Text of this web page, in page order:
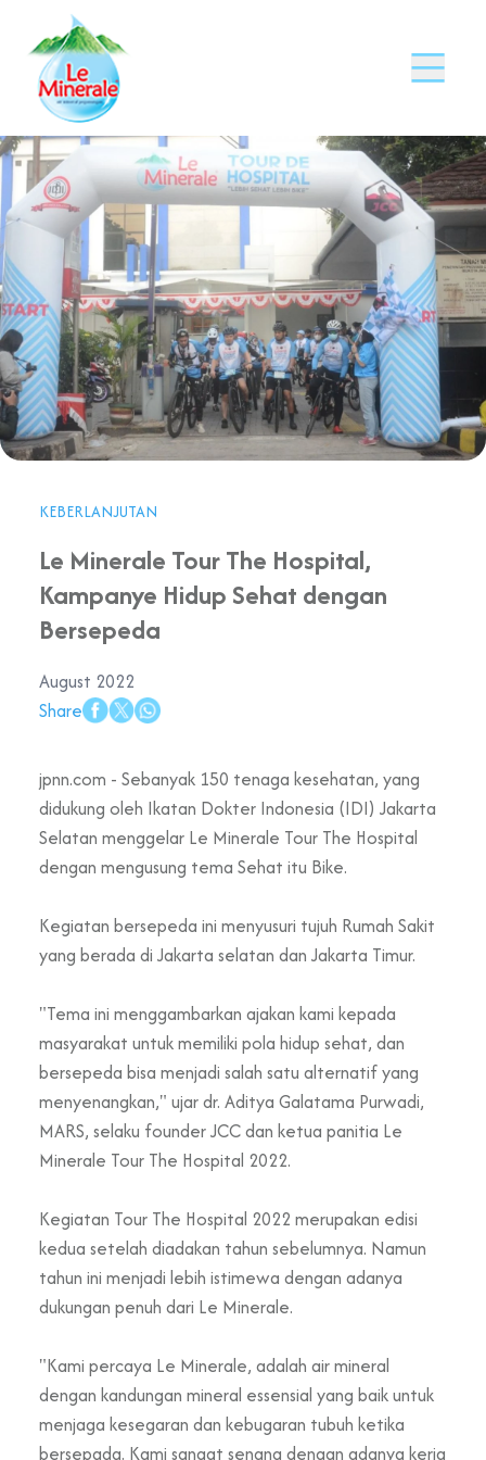
KEBERLANJUTAN
Le Minerale Tour The Hospital,
Kampanye Hidup Sehat dengan
Bersepeda
August 2022
Share
jpnn.com - Sebanyak 150 tenaga kesehatan, yang
didukung oleh Ikatan Dokter Indonesia (IDI) Jakarta
Selatan menggelar Le Minerale Tour The Hospital
dengan mengusung tema Sehat itu Bike.
Kegiatan bersepeda ini menyusuri tujuh Rumah Sakit
yang berada di Jakarta selatan dan Jakarta Timur.
"Tema ini menggambarkan ajakan kami kepada
masyarakat untuk memiliki pola hidup sehat, dan
bersepeda bisa menjadi salah satu alternatif yang
menyenangkan," ujar dr. Aditya Galatama Purwadi,
MARS, selaku founder JCC dan ketua panitia Le
Minerale Tour The Hospital 2022.
Kegiatan Tour The Hospital 2022 merupakan edisi
kedua setelah diadakan tahun sebelumnya. Namun
tahun ini menjadi lebih istimewa dengan adanya
dukungan penuh dari Le Minerale.
"Kami percaya Le Minerale, adalah air mineral
dengan kandungan mineral essensial yang baik untuk
menjaga kesegaran dan kebugaran tubuh ketika
bersepada. Kami sangat senang dengan adanya kerja